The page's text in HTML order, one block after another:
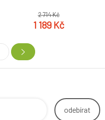
2 714 Kč
1 189 Kč
odebírat